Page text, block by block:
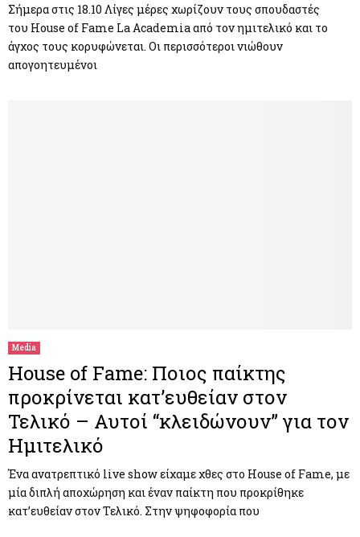
Σήμερα στις 18.10 Λίγες μέρες χωρίζουν τους σπουδαστές
του House of Fame La Academia από τον ημιτελικό και το
άγχος τους κορυφώνεται. Οι περισσότεροι νιώθουν
απογοητευμένοι
Media
House of Fame: Ποιος παίκτης
προκρίνεται κατ’ευθείαν στον
Τελικό – Αυτοί “κλειδώνουν” για τον
Ημιτελικό
Ένα ανατρεπτικό live show είχαμε χθες στο House of Fame, με
μία διπλή αποχώρηση και έναν παίκτη που προκρίθηκε
κατ’ευθείαν στον Τελικό. Στην ψηφοφορία που